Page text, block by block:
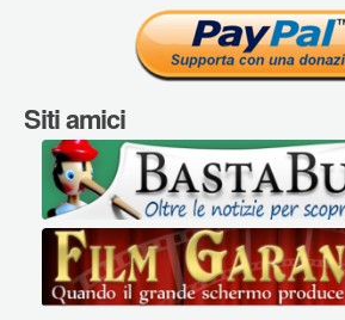
Siti amici